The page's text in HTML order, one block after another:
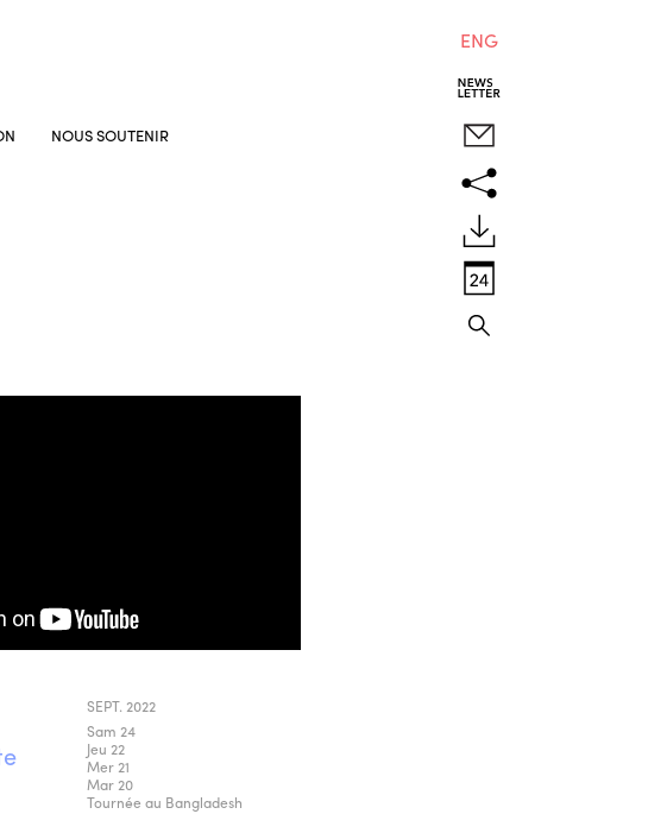
NOUS SOUTENIR
ENG
SEPT. 2022
Sam 24
Jeu 22
Mer 21
Mar 20
Tournée au Bangladesh